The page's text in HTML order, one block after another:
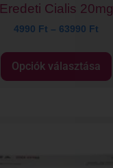
Eredeti Cialis 20mg
4990 Ft – 63990 Ft
Opciók választása